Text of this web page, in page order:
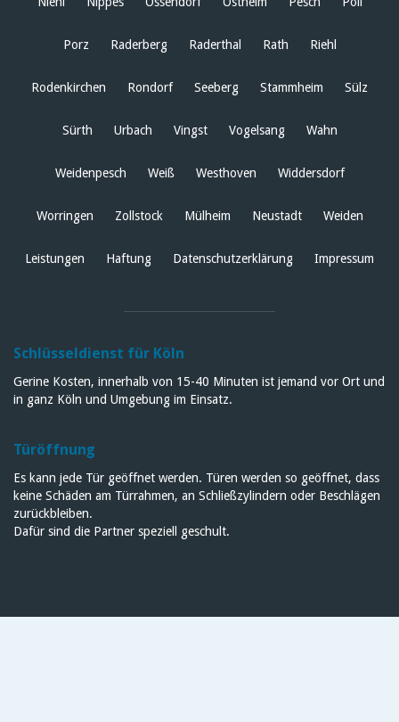
Porz Raderberg Raderthal Rath Riehl
Rodenkirchen Rondorf Seeberg Stammheim Sülz
Sürth Urbach Vingst Vogelsang Wahn
Weidenpesch Weiß Westhoven Widdersdorf
Worringen Zollstock Mülheim Neustadt Weiden
Leistungen Haftung Datenschutzerklärung Impressum
Schlüsseldienst für Köln
Gerine Kosten, innerhalb von 15-40 Minuten ist jemand vor Ort und
in ganz Köln und Umgebung im Einsatz.
Türöffnung
Es kann jede Tür geöffnet werden. Türen werden so geöffnet, dass
keine Schäden am Türrahmen, an Schließzylindern oder Beschlägen
zurückbleiben.
Dafür sind die Partner speziell geschult.